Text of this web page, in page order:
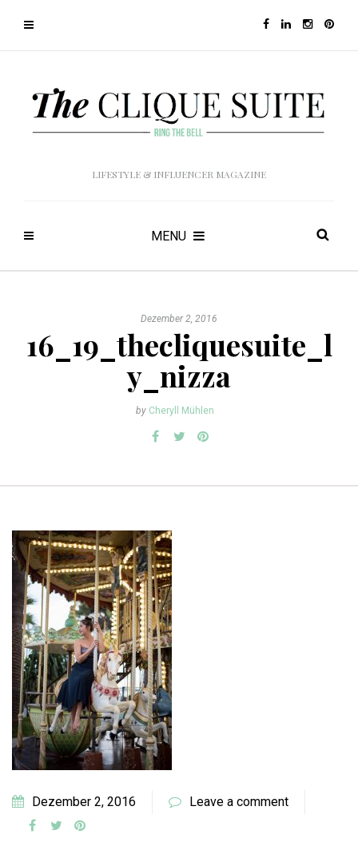
LIFESTYLE & INFLUENCER MAGAZINE
MENU
Dezember 2, 2016
16_19_thecliquesuite_l
y_nizza
by Cheryll Mühlen
Dezember 2, 2016 Leave a comment